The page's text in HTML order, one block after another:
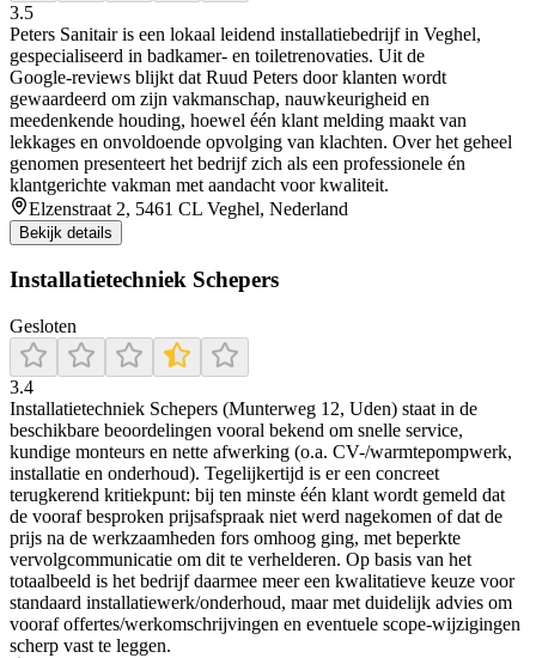
3.5
Peters Sanitair is een lokaal leidend installatiebedrijf in Veghel,
gespecialiseerd in badkamer- en toiletrenovaties. Uit de
Google‑reviews blijkt dat Ruud Peters door klanten wordt
gewaardeerd om zijn vakmanschap, nauwkeurigheid en
meedenkende houding, hoewel één klant melding maakt van
lekkages en onvoldoende opvolging van klachten. Over het geheel
genomen presenteert het bedrijf zich als een professionele én
klantgerichte vakman met aandacht voor kwaliteit.
Elzenstraat 2, 5461 CL Veghel, Nederland
Bekijk details
Installatietechniek Schepers
Gesloten
3.4
Installatietechniek Schepers (Munterweg 12, Uden) staat in de
beschikbare beoordelingen vooral bekend om snelle service,
kundige monteurs en nette afwerking (o.a. CV-/warmtepompwerk,
installatie en onderhoud). Tegelijkertijd is er een concreet
terugkerend kritiekpunt: bij ten minste één klant wordt gemeld dat
de vooraf besproken prijsafspraak niet werd nagekomen of dat de
prijs na de werkzaamheden fors omhoog ging, met beperkte
vervolgcommunicatie om dit te verhelderen. Op basis van het
totaalbeeld is het bedrijf daarmee meer een kwalitatieve keuze voor
standaard installatiewerk/onderhoud, maar met duidelijk advies om
vooraf offertes/werkomschrijvingen en eventuele scope-wijzigingen
scherp vast te leggen.